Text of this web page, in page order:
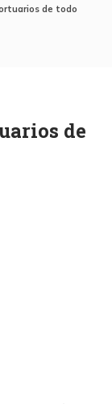
de todo
de